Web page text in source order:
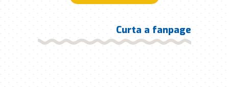
Curta a fanpage